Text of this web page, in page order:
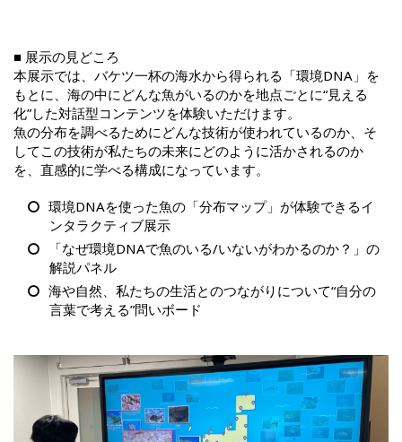
■ 展示の見どころ
本展示では、バケツ一杯の海水から得られる「環境DNA」を
もとに、海の中にどんな魚がいるのかを地点ごとに“見える
化”した対話型コンテンツを体験いただけます。
魚の分布を調べるためにどんな技術が使われているのか、そ
してこの技術が私たちの未来にどのように活かされるのか
を、直感的に学べる構成になっています。
環境DNAを使った魚の「分布マップ」が体験できるイ
ンタラクティブ展示
「なぜ環境DNAで魚のいる/いないがわかるのか？」の
解説パネル
海や自然、私たちの生活とのつながりについて“自分の
言葉で考える”問いボード